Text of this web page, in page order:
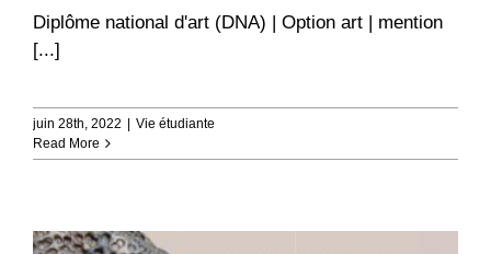
Diplôme national d'art (DNA) | Option art | mention
[...]
juin 28th, 2022 | Vie étudiante
Read More